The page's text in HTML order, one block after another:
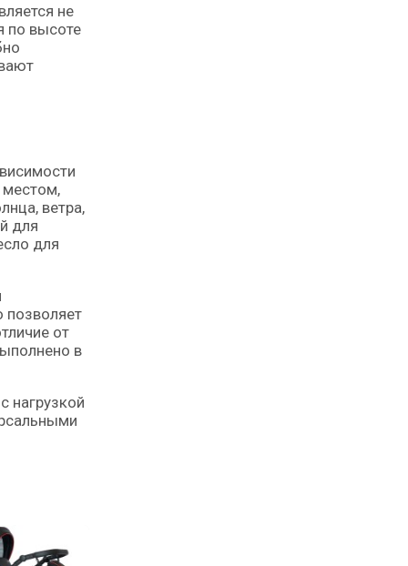
не
по высоте
местом,
ветра,
для
для
от
в
нагрузкой